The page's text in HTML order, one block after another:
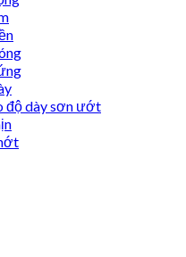
độ dày sơn ướt